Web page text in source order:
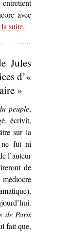
avec
suite– ‘L’Esprit
Saignée
Lucien
Nozière
(1913)’
.
Jules
d’«
»
peuple,
écrivit,
sur la
ne fut ni
l’auteur
de
de Paris
fait que,